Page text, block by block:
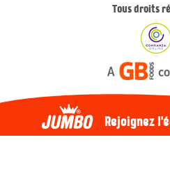
Tous droits
Rejoignez